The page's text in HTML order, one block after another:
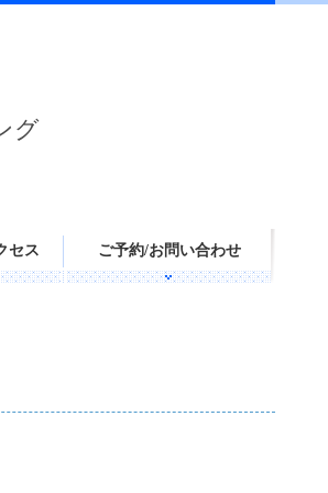
グ
セス ご予約/お問い合わせ